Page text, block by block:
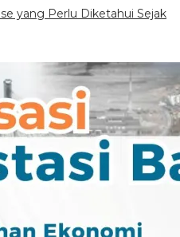
yang Perlu Diketahui Sejak